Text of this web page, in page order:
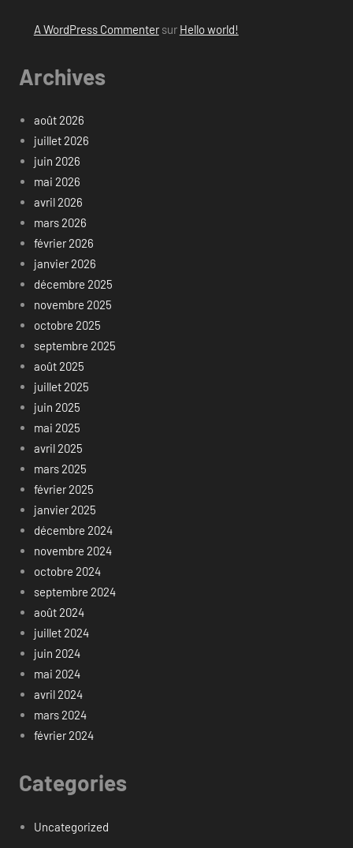
A WordPress Commentersur Hello world!
Archives
août 2026
juillet 2026
juin 2026
mai 2026
avril 2026
mars 2026
février 2026
janvier 2026
décembre 2025
novembre 2025
octobre 2025
septembre 2025
août 2025
juillet 2025
juin 2025
mai 2025
avril 2025
mars 2025
février 2025
janvier 2025
décembre 2024
novembre 2024
octobre 2024
septembre 2024
août 2024
juillet 2024
juin 2024
mai 2024
avril 2024
mars 2024
février 2024
Categories
Uncategorized